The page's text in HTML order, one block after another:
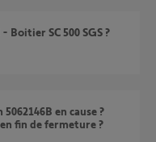
Boitier SC 500 SGS ?
fin de fermeture ?